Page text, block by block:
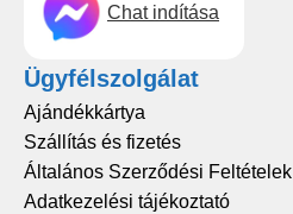
Chat indítása
Ügyfélszolgálat
Ajándékkártya
Szállítás és fizetés
Általános Szerződési Feltételek
Adatkezelési tájékoztató